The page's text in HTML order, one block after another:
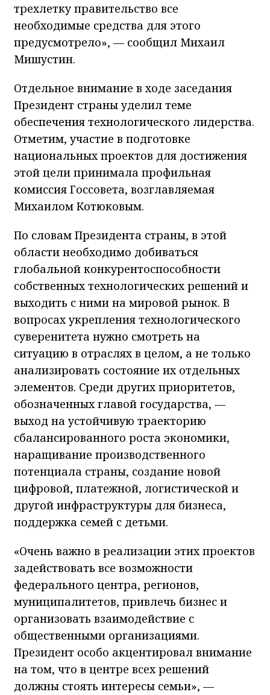
трехлетку правительство все
необходимые средства для этого
предусмотрело», — сообщил Михаил
Мишустин.
Отдельное внимание в ходе заседания
Президент страны уделил теме
обеспечения технологического лидерства.
Отметим, участие в подготовке
национальных проектов для достижения
этой цели принимала профильная
комиссия Госсовета, возглавляемая
Михаилом Котюковым.
По словам Президента страны, в этой
области необходимо добиваться
глобальной конкурентоспособности
собственных технологических решений и
выходить с ними на мировой рынок. В
вопросах укрепления технологического
суверенитета нужно смотреть на
ситуацию в отраслях в целом, а не только
анализировать состояние их отдельных
элементов. Среди других приоритетов,
обозначенных главой государства, —
выход на устойчивую траекторию
сбалансированного роста экономики,
наращивание производственного
потенциала страны, создание новой
цифровой, платежной, логистической и
другой инфраструктуры для бизнеса,
поддержка семей с детьми.
«Очень важно в реализации этих проектов
задействовать все возможности
федерального центра, регионов,
муниципалитетов, привлечь бизнес и
организовать взаимодействие с
общественными организациями.
Президент особо акцентировал внимание
на том, что в центре всех решений
должны стоять интересы семьи», —